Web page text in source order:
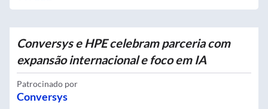
Conversys e HPE celebram parceria com
expansão internacional e foco em IA
Patrocinado por
Conversys